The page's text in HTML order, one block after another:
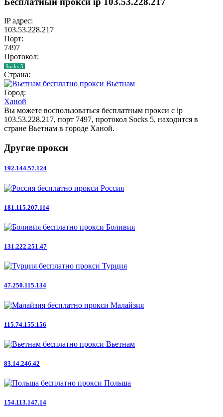
IP адрес:
103.53.228.217
Порт:
7497
Протокол:
Socks 5
Страна:
Вьетнам
Город:
Ханой
Вы можете воспользоваться бесплатным прокси с ip
103.53.228.217, порт 7497, протокол Socks 5, находится в
стране Вьетнам в городе Ханой.
Другие прокси
192.144.57.124
Россия
181.115.207.114
Боливия
131.222.251.47
Турция
47.250.115.134
Малайзия
115.74.155.156
Вьетнам
83.14.246.42
Польша
154.113.147.14